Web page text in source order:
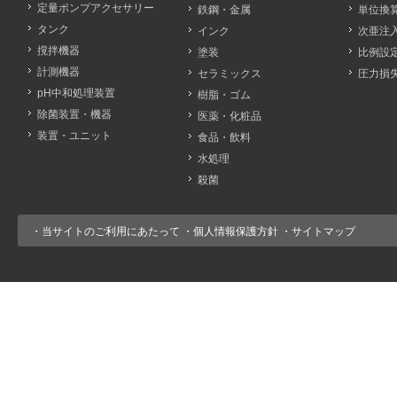
定量ポンプアクセサリー
タンク
撹拌機器
計測機器
pH中和処理装置
除菌装置・機器
装置・ユニット
鉄鋼・金属
インク
塗装
セラミックス
樹脂・ゴム
医薬・化粧品
食品・飲料
水処理
殺菌
単位換
次亜注
比例設
圧力損
・ 当サイトのご利用にあたって ・ 個人情報保護方針 ・ サイトマップ